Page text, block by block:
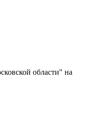
области" на